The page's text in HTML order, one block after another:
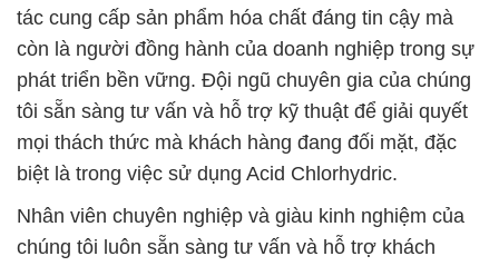
tác cung cấp sản phẩm hóa chất đáng tin cậy mà
còn là người đồng hành của doanh nghiệp trong sự
phát triển bền vững. Đội ngũ chuyên gia của chúng
tôi sẵn sàng tư vấn và hỗ trợ kỹ thuật để giải quyết
mọi thách thức mà khách hàng đang đối mặt, đặc
biệt là trong việc sử dụng Acid Chlorhydric.
Nhân viên chuyên nghiệp và giàu kinh nghiệm của
chúng tôi luôn sẵn sàng tư vấn và hỗ trợ khách